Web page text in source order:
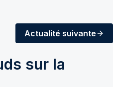
Actualité suivante
sur la